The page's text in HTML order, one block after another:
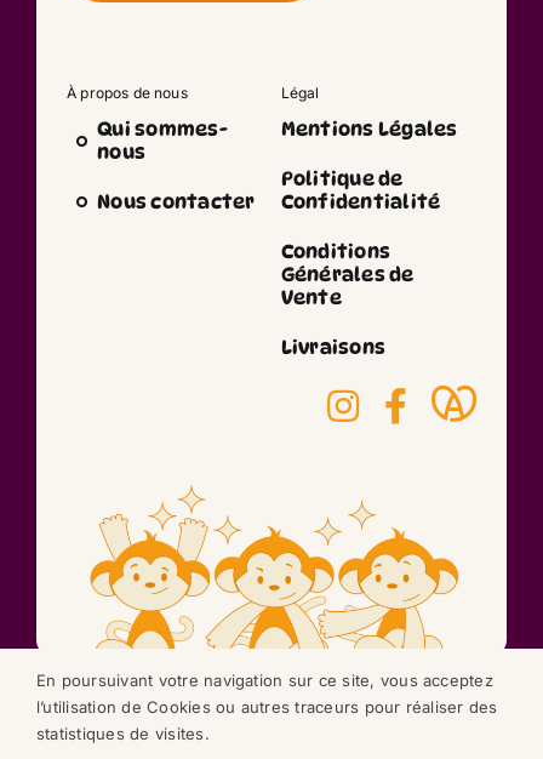
À propos de nous
Qui sommes-
nous
Nous contacter
Légal
Mentions Légales
Politique de
Confidentialité
Conditions
Générales de
Vente
Livraisons
©2026 réalisation
En poursuivant votre navigation sur ce site, vous acceptez
l’utilisation de Cookies ou autres traceurs pour réaliser des
statistiques de visites.